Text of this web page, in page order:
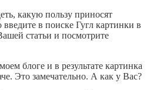
какую пользу приносят
в поиске Гугл картинки в
статьи и посмотрите
блоге и в результате картинка
Это замечательно. А как у Вас?